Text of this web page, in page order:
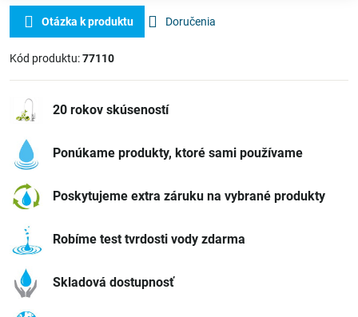
Otázka k produktu Doručenia
Kód produktu:77110
20 rokov skúseností
Ponúkame produkty, ktoré sami používame
Poskytujeme extra záruku na vybrané produkty
Robíme test tvrdosti vody zdarma
Skladová dostupnosť